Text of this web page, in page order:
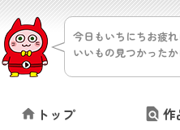
今日もいちにちお疲れ
いいもの見つかったか
トップ 作